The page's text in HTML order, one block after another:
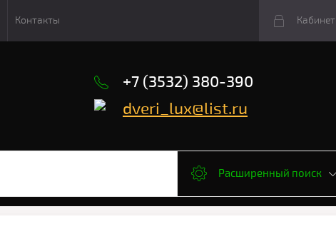
Контакты Кабинет
+7 (3532) 380-390
dveri_lux@list.ru
Расширенный поиск